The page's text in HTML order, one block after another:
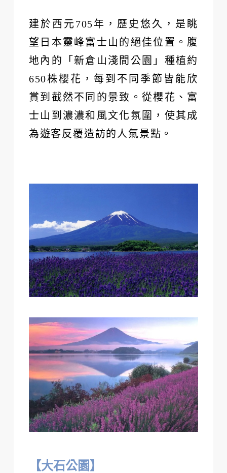
建於西元705年，歷史悠久，是眺
望日本靈峰富士山的絕佳位置。腹
地內的「新倉山淺間公園」種植約
650株櫻花，每到不同季節皆能欣
賞到截然不同的景致。從櫻花、富
士山到濃濃和風文化氛圍，使其成
為遊客反覆造訪的人氣景點。
【大石公園】